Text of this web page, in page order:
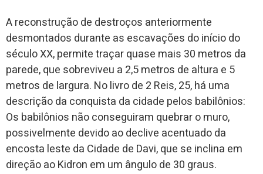
A reconstrução de destroços anteriormente
desmontados durante as escavações do início do
século XX, permite traçar quase mais 30 metros da
parede, que sobreviveu a 2,5 metros de altura e 5
metros de largura. No livro de 2 Reis, 25, há uma
descrição da conquista da cidade pelos babilônios:
Os babilônios não conseguiram quebrar o muro,
possivelmente devido ao declive acentuado da
encosta leste da Cidade de Davi, que se inclina em
direção ao Kidron em um ângulo de 30 graus.